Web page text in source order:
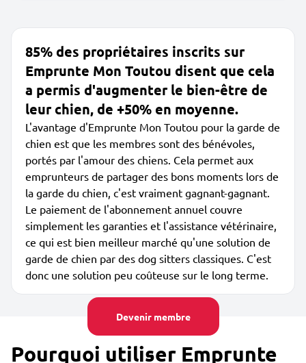
Devenir membre
85% des propriétaires inscrits sur
Emprunte Mon Toutou disent que cela
a permis d'augmenter le bien-être de
leur chien, de +50% en moyenne.
L'avantage d'Emprunte Mon Toutou pour la garde de
chien est que les membres sont des bénévoles,
portés par l'amour des chiens. Cela permet aux
emprunteurs de partager des bons moments lors de
la garde du chien, c'est vraiment gagnant-gagnant.
Le paiement de l'abonnement annuel couvre
simplement les garanties et l'assistance vétérinaire,
ce qui est bien meilleur marché qu'une solution de
garde de chien par des dog sitters classiques. C'est
donc une solution peu coûteuse sur le long terme.
Pourquoi utiliser Emprunte